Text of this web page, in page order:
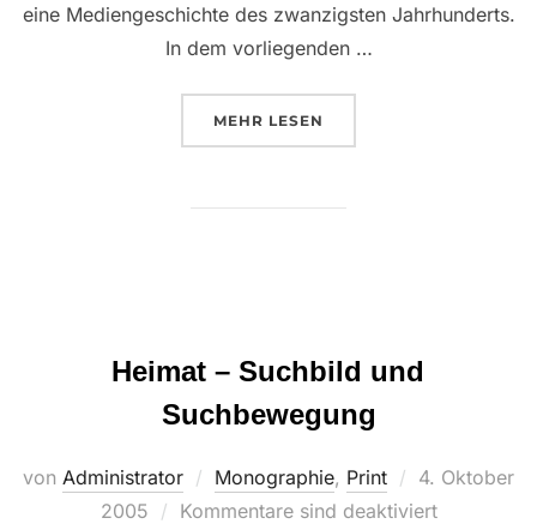
eine Mediengeschichte des zwanzigsten Jahrhunderts.
In dem vorliegenden …
MEHR ÜBER “EVOLUTION DER
LESEN
Heimat – Suchbild und
Suchbewegung
von Administrator Monographie, Print
Veröffentlicht
am
4. Oktober
2005
Kommentare sind deaktiviert